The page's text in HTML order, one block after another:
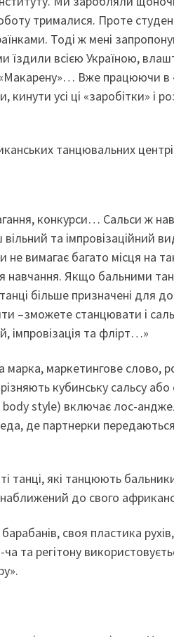
трималися. Проте
Тоді ж мені
їздили всією Україною,
Вже працюючи в
усі ці «заробітки» і
танцювальних
конкурси… Сальси ж
та імпровізаційний
не вимагає багато місця на
навчання. Якщо бальними
більше призначені для
–зможете станцювати і
імпровізація та флірт…»
марка, маркетингове слово,
кубинську сальсу або
body style) включає лос-
де партнерки
танці, які танцюють
до свого
своя пластика
та регітону